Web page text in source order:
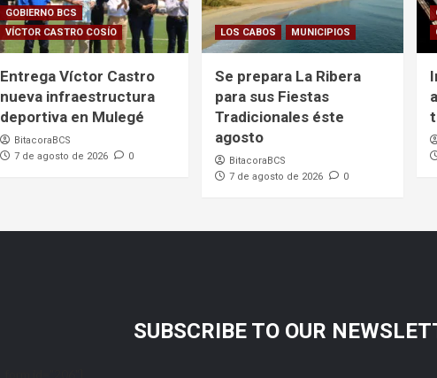
GOBIERNO BCS
VÍCTOR CASTRO COSÍO
Entrega Víctor Castro
nueva infraestructura
deportiva en Mulegé
BitacoraBCS
7 de agosto de 2026
0
LOS CABOS MUNICIPIOS
Se prepara La Ribera
para sus Fiestas
Tradicionales éste
agosto
BitacoraBCS
7 de agosto de 2026
0
SUBSCRIBE TO OUR